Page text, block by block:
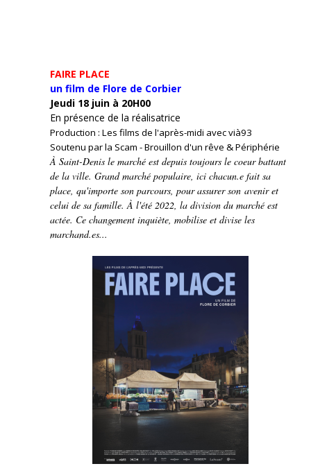
FAIRE PLACE
un film de Flore de Corbier
Jeudi 18 juin à 20H00
En présence de la réalisatrice
Production : Les films de l'après-midi avec vià93
Soutenu par la Scam - Brouillon d'un rêve & Périphérie
À Saint-Denis le marché est depuis toujours le coeur battant
de la ville. Grand marché populaire, ici chacun.e fait sa
place, qu'importe son parcours, pour assurer son avenir et
celui de sa famille. À l'été 2022, la division du marché est
actée. Ce changement inquiète, mobilise et divise les
marchand.es...